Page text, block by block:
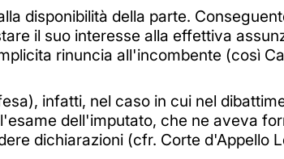
disponibilità della parte.
il suo interesse alla effettiva
rinuncia all'incombente (così
infatti, nel caso in cui nel
dell'imputato, che ne aveva
dichiarazioni (cfr. Corte d'Appello